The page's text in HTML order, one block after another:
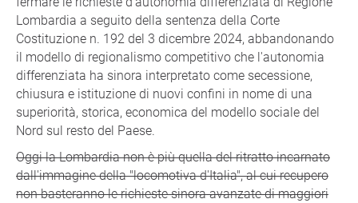
Lombardia a seguito della sentenza della Corte
Costituzione n. 192 del 3 dicembre 2024, abbandonando
il modello di regionalismo competitivo che l'autonomia
differenziata ha sinora interpretato come secessione,
chiusura e istituzione di nuovi confini in nome di una
superiorità, storica, economica del modello sociale del
Nord sul resto del Paese.
Oggi la Lombardia non è più quella del ritratto incarnato
dall'immagine della "locomotiva d'Italia", al cui recupero
non basteranno le richieste sinora avanzate di maggiori